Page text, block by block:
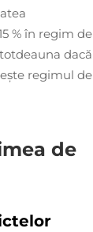
% în regim de
dacă
regimul de
de